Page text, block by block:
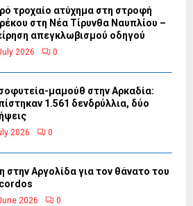
τροχαίο ατύχημα στη στροφή
στη Νέα Τίρυνθα Ναυπλίου –
απεγκλωβισμού οδηγού
2026 0
μαμούθ στην Αρκαδία:
1.561 δενδρύλλια, δύο
2026 0
στην Αργολίδα για τον θάνατο του
2026 0